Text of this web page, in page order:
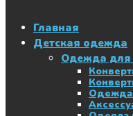
Главная
Детская одежда
Одежда
Одежда